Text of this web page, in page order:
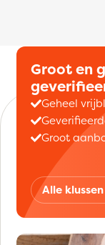
Groot en
Geheel
Groot
Alle